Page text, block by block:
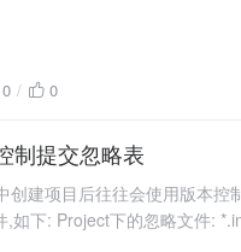
0 0
制提交忽略表
创建项目后往往会使用版本
,如下: Project下的忽略文件: